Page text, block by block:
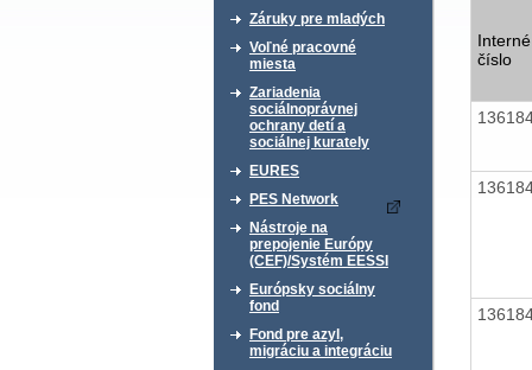
Záruky pre mladých
Voľné pracovné
miesta
Zariadenia
sociálnoprávnej
ochrany detí a
sociálnej kurately
EURES
PES Network
Nástroje na
prepojenie Európy
(CEF)/Systém EESSI
Európsky sociálny
fond
Fond pre azyl,
migráciu a integráciu
Interné
číslo